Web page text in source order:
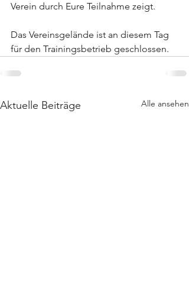
Verein durch Eure Teilnahme zeigt.
Das Vereinsgelände ist an diesem Tag
für den Trainingsbetrieb geschlossen.
Aktuelle Beiträge Alle ansehen